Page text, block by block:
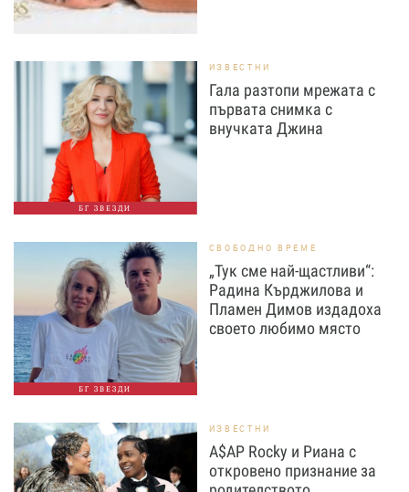
БГ ЗВЕЗДИ
ИЗВЕСТНИ
Гала разтопи мрежата с
първата снимка с
внучката Джина
БГ ЗВЕЗДИ
СВОБОДНО ВРЕМЕ
„Тук сме най-щастливи“:
Радина Кърджилова и
Пламен Димов издадоха
своето любимо място
ИЗВЕСТНИ
A$AP Rocky и Риана с
откровено признание за